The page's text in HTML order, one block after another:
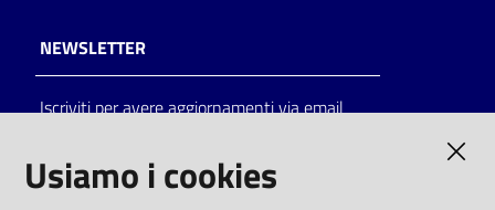
on line
NEWSLETTER
Iscriviti per avere aggiornamenti via email
Usiamo i cookies